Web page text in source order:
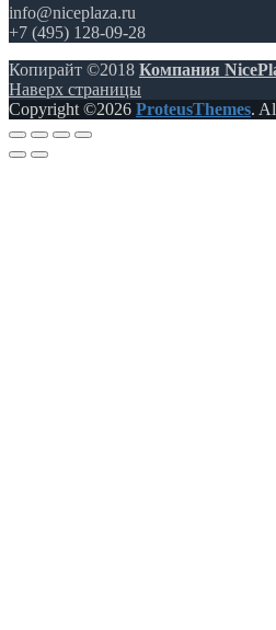
info@niceplaza.ru
+7 (495) 128-09-28
Копирайт ©2018 Компания
Наверх страницы
Copyright ©2026 ProteusThemes.